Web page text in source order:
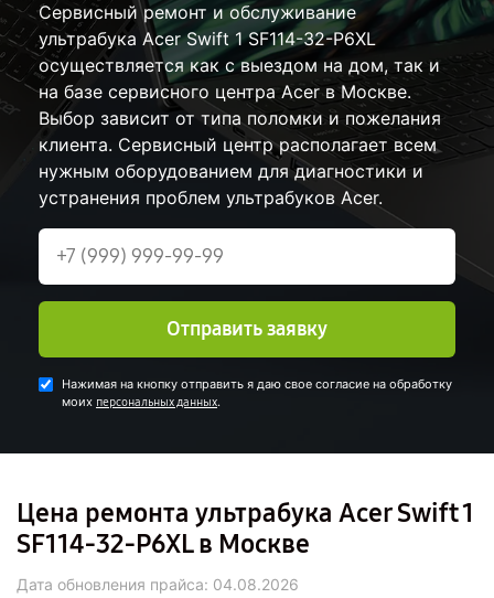
Сервисный ремонт и обслуживание
ультрабука Acer Swift 1 SF114-32-P6XL
осуществляется как с выездом на дом, так и
на базе сервисного центра Acer в Москве.
Выбор зависит от типа поломки и пожелания
клиента. Сервисный центр располагает всем
нужным оборудованием для диагностики и
устранения проблем ультрабуков Acer.
Отправить заявку
Нажимая на кнопку отправить я даю свое согласие на обработку
моих персональных данных.
Цена ремонта ультрабука Acer Swift 1
SF114-32-P6XL в Москве
Дата обновления прайса: 04.08.2026